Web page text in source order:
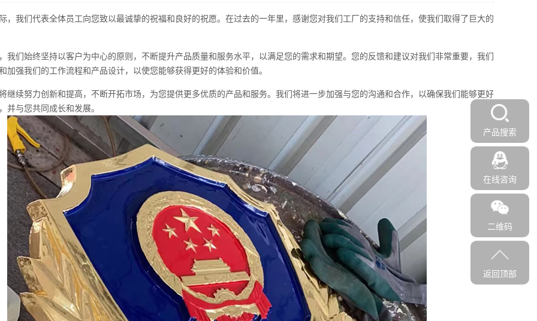
，我们代表全体员工向您致以最诚挚的祝福和良好的祝愿。在过去的一年里，感谢您对我们工厂的支持和信任，使我们取得了巨大的
我们始终坚持以客户为中心的原则，不断提升产品质量和服务水平，以满足您的需求和期望。您的反馈和建议对我们非常重要，我们
加强我们的工作流程和产品设计，以使您能够获得更好的体验和价值。
继续努力创新和提高，不断开拓市场，为您提供更多优质的产品和服务。我们将进一步加强与您的沟通和合作，以确保我们能够更好
并与您共同成长和发展。
产品搜索
在线咨询
二维码
返回顶部